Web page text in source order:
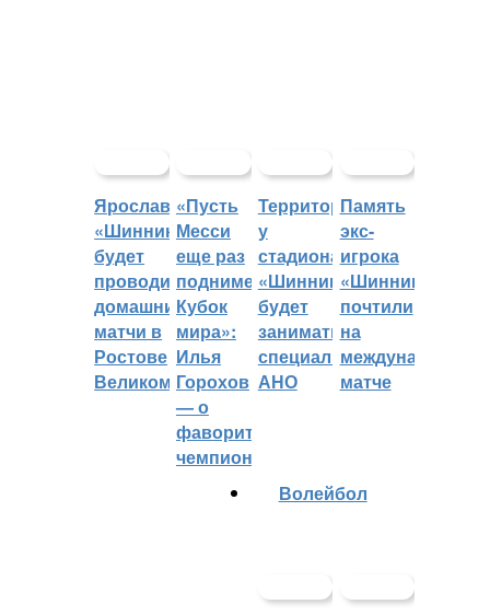
Ярославский
«Шинник»
будет
проводить
домашние
матчи в
Ростове
Великом
«Пусть
Месси
еще раз
поднимет
Кубок
мира»:
Илья
Горохов
— о
фаворитах
чемпионата
Территорией
у
стадиона
«Шинник»
будет
заниматься
специальное
АНО
Память
экс-
игрока
«Шинника»
почтили
на
международном
матче
Волейбол